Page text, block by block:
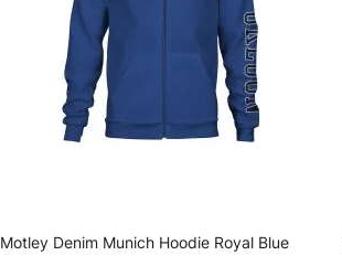
Motley Denim Munich Hoodie Royal Blue